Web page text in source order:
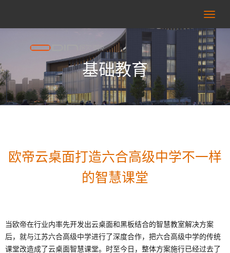
右
侧
按
钮
基础教育
欧帝云桌面打造六合高级中学不一样
的智慧课堂
当欧帝在行业内率先开发出云桌面和黑板结合的智慧教室解决方案
后，就与江苏六合高级中学进行了深度合作，把六合高级中学的传统
课堂改造成了云桌面智慧课堂。时至今日，整体方案施行已经过去了